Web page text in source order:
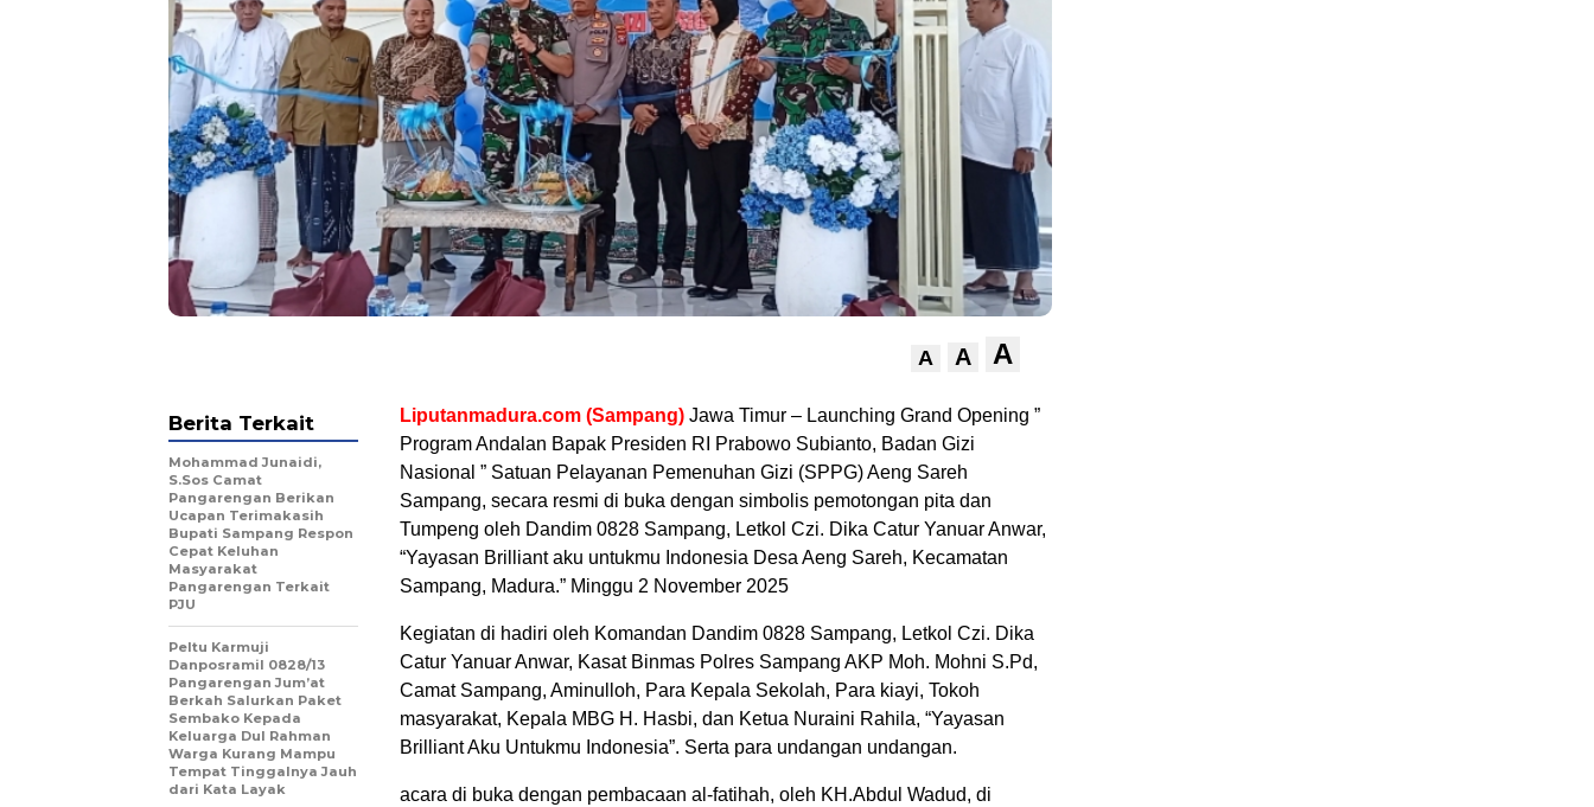
A A A
Liputanmadura.com (Sampang) Jawa Timur – Launching Grand Opening ”
Program Andalan Bapak Presiden RI Prabowo Subianto, Badan Gizi
Nasional ” Satuan Pelayanan Pemenuhan Gizi (SPPG) Aeng Sareh
Sampang, secara resmi di buka dengan simbolis pemotongan pita dan
Tumpeng oleh Dandim 0828 Sampang, Letkol Czi. Dika Catur Yanuar Anwar,
“Yayasan Brilliant aku untukmu Indonesia Desa Aeng Sareh, Kecamatan
Sampang, Madura.” Minggu 2 November 2025
Kegiatan di hadiri oleh Komandan Dandim 0828 Sampang, Letkol Czi. Dika
Catur Yanuar Anwar, Kasat Binmas Polres Sampang AKP Moh. Mohni S.Pd,
Camat Sampang, Aminulloh, Para Kepala Sekolah, Para kiayi, Tokoh
masyarakat, Kepala MBG H. Hasbi, dan Ketua Nuraini Rahila, “Yayasan
Brilliant Aku Untukmu Indonesia”. Serta para undangan undangan.
acara di buka dengan pembacaan al-fatihah, oleh KH.Abdul Wadud, di
Berita Terkait
Mohammad Junaidi,
S.Sos Camat
Pangarengan Berikan
Ucapan Terimakasih
Bupati Sampang Respon
Cepat Keluhan
Masyarakat
Pangarengan Terkait
PJU
Peltu Karmuji
Danposramil 0828/13
Pangarengan Jum’at
Berkah Salurkan Paket
Sembako Kepada
Keluarga Dul Rahman
Warga Kurang Mampu
Tempat Tinggalnya Jauh
dari Kata Layak